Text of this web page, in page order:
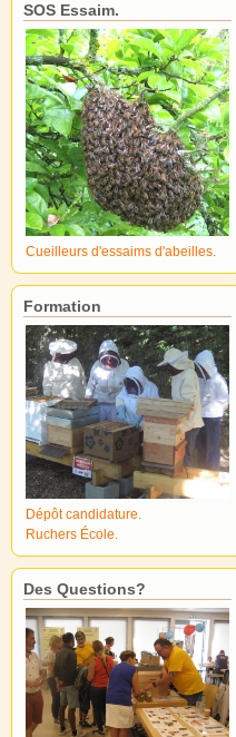
SOS Essaim.
Cueilleurs d'essaims d'abeilles.
Formation
Dépôt candidature.
Ruchers École.
Des Questions?